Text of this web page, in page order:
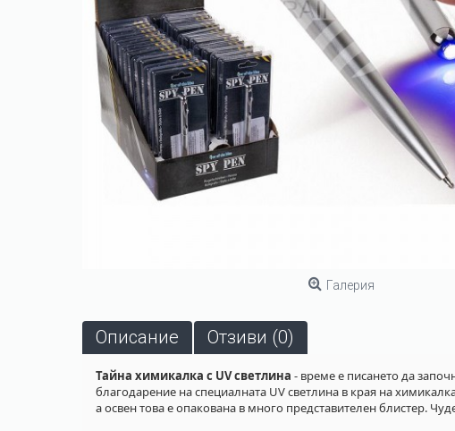
Галерия
Описание Отзиви (0)
Тайна химикалка с UV светлина - време е писането да
благодарение на специалната UV светлина в края на
а освен това е опакована в много представителен блистер.